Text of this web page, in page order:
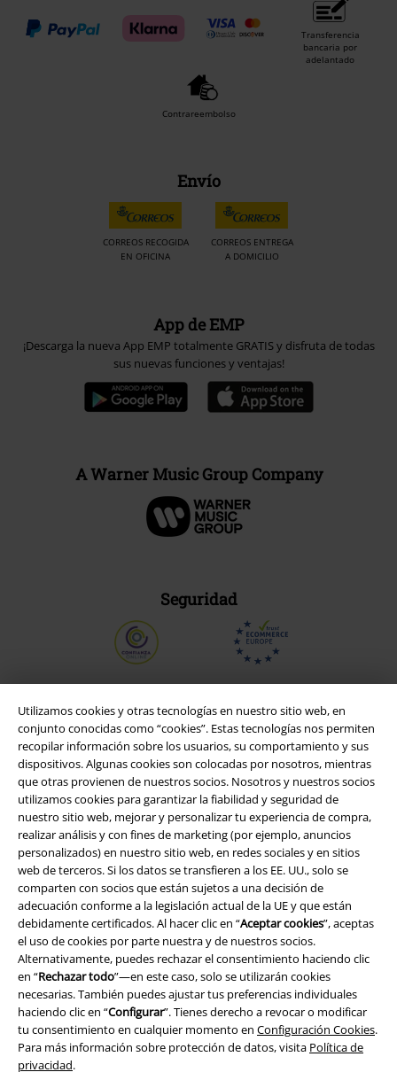
Utilizamos cookies y otras tecnologías en nuestro sitio web, en
conjunto conocidas como “cookies”. Estas tecnologías nos permiten
recopilar información sobre los usuarios, su comportamiento y sus
dispositivos. Algunas cookies son colocadas por nosotros, mientras
que otras provienen de nuestros socios. Nosotros y nuestros socios
utilizamos cookies para garantizar la fiabilidad y seguridad de
nuestro sitio web, mejorar y personalizar tu experiencia de compra,
realizar análisis y con fines de marketing (por ejemplo, anuncios
personalizados) en nuestro sitio web, en redes sociales y en sitios
web de terceros. Si los datos se transfieren a los EE. UU., solo se
comparten con socios que están sujetos a una decisión de
adecuación conforme a la legislación actual de la UE y que están
debidamente certificados. Al hacer clic en “Aceptar cookies”, aceptas
el uso de cookies por parte nuestra y de nuestros socios.
Alternativamente, puedes rechazar el consentimiento haciendo clic
en “Rechazar todo”—en este caso, solo se utilizarán cookies
necesarias. También puedes ajustar tus preferencias individuales
haciendo clic en “Configurar”. Tienes derecho a revocar o modificar
tu consentimiento en cualquier momento en Configuración Cookies.
Para más información sobre protección de datos, visita Política de
privacidad.
Transferencia
bancaria por
adelantado
Contrareembolso
Envío
CORREOS RECOGIDA
EN OFICINA
CORREOS ENTREGA
A DOMICILIO
App de EMP
¡Descarga la nueva App EMP totalmente GRATIS y disfruta de todas
sus nuevas funciones y ventajas!
A Warner Music Group Company
Seguridad
Legal
Términos y Condiciones
Aviso Legal
Ley protección de datos
Eliminación de residuos y protección del medioambiente
Declaración de Conformidad